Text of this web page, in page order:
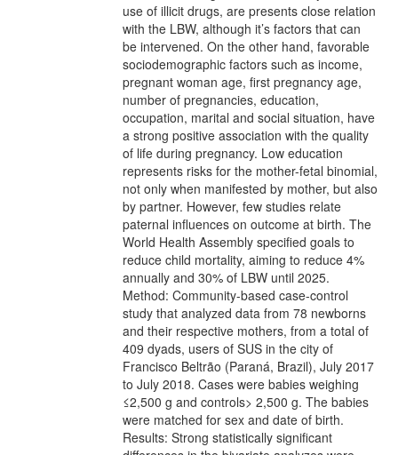
use of illicit drugs, are presents close relation
with the LBW, although it’s factors that can
be intervened. On the other hand, favorable
sociodemographic factors such as income,
pregnant woman age, first pregnancy age,
number of pregnancies, education,
occupation, marital and social situation, have
a strong positive association with the quality
of life during pregnancy. Low education
represents risks for the mother-fetal binomial,
not only when manifested by mother, but also
by partner. However, few studies relate
paternal influences on outcome at birth. The
World Health Assembly specified goals to
reduce child mortality, aiming to reduce 4%
annually and 30% of LBW until 2025.
Method: Community-based case-control
study that analyzed data from 78 newborns
and their respective mothers, from a total of
409 dyads, users of SUS in the city of
Francisco Beltrão (Paraná, Brazil), July 2017
to July 2018. Cases were babies weighing
≤2,500 g and controls> 2,500 g. The babies
were matched for sex and date of birth.
Results: Strong statistically significant